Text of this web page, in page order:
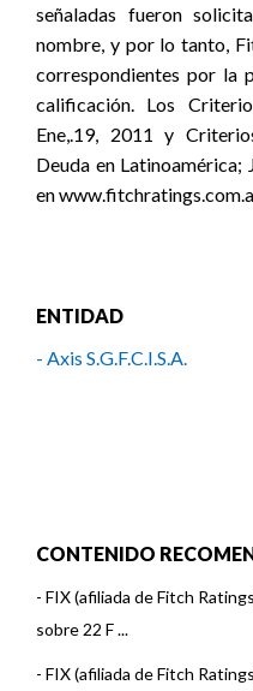
señaladas fueron
nombre, y por lo tanto,
correspondientes por la
calificación. Los
Ene,.19, 2011 y
Deuda en Latinoamérica;
en
ENTIDAD
- Axis S.G.F.C.I.S.A.
CONTENIDO
- FIX (afiliada de Fitch
sobre 22 F ...
- FIX (afiliada de Fitch